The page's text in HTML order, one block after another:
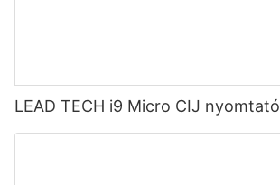
LEAD TECH i9 Micro CIJ nyomtató